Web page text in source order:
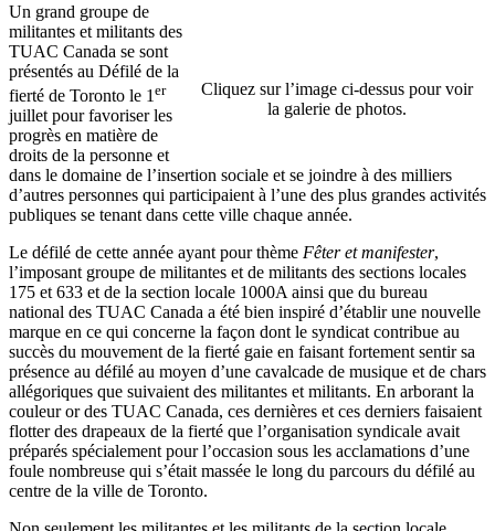
Cliquez sur l’image ci-dessus pour voir
la galerie de photos.
Un grand groupe de
militantes et militants des
TUAC Canada se sont
présentés au Défilé de la
fierté de Toronto le 1 er
juillet pour favoriser les
progrès en matière de
droits de la personne et
dans le domaine de l’insertion sociale et se joindre à des milliers
d’autres personnes qui participaient à l’une des plus grandes activités
publiques se tenant dans cette ville chaque année.
Le défilé de cette année ayant pour thème Fêter et manifester,
l’imposant groupe de militantes et de militants des sections locales
175 et 633 et de la section locale 1000A ainsi que du bureau
national des TUAC Canada a été bien inspiré d’établir une nouvelle
marque en ce qui concerne la façon dont le syndicat contribue au
succès du mouvement de la fierté gaie en faisant fortement sentir sa
présence au défilé au moyen d’une cavalcade de musique et de chars
allégoriques que suivaient des militantes et militants. En arborant la
couleur or des TUAC Canada, ces dernières et ces derniers faisaient
flotter des drapeaux de la fierté que l’organisation syndicale avait
préparés spécialement pour l’occasion sous les acclamations d’une
foule nombreuse qui s’était massée le long du parcours du défilé au
centre de la ville de Toronto.